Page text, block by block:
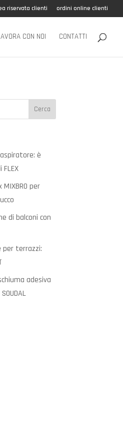
riservata clienti ordini online clienti
CON NOI CONTATTI
è
FLEX
per
di balconi con
per terrazzi:
adesiva